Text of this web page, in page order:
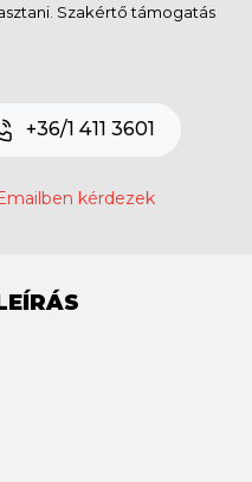
Szakértő támogatás
+36/1 411 3601
kérdezek